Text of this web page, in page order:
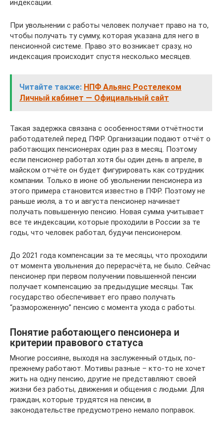
индексации.
При увольнении с работы человек получает право на то,
чтобы получать ту сумму, которая указана для него в
пенсионной системе. Право это возникает сразу, но
индексация происходит спустя несколько месяцев.
Читайте также: НПФ Альянс Ростелеком
Личный кабинет — Официальный сайт
Такая задержка связана с особенностями отчётности
работодателей перед ПФР. Организации подают отчёт о
работающих пенсионерах один раз в месяц. Поэтому
если пенсионер работал хотя бы один день в апреле, в
майском отчёте он будет фигурировать как сотрудник
компании. Только в июне об увольнении пенсионера из
этого примера становится известно в ПФР. Поэтому не
раньше июля, а то и августа пенсионер начинает
получать повышенную пенсию. Новая сумма учитывает
все те индексации, которые проходили в России за те
годы, что человек работал, будучи пенсионером.
До 2021 года компенсации за те месяцы, что проходили
от момента увольнения до перерасчёта, не было. Сейчас
пенсионер при первом получении повышенной пенсии
получает компенсацию за предыдущие месяцы. Так
государство обеспечивает его право получать
“размороженную” пенсию с момента ухода с работы.
Понятие работающего пенсионера и
критерии правового статуса
Многие россияне, выходя на заслуженный отдых, по-
прежнему работают. Мотивы разные – кто-то не хочет
жить на одну пенсию, другие не представляют своей
жизни без работы, движения и общения с людьми. Для
граждан, которые трудятся на пенсии, в
законодательстве предусмотрено немало поправок.